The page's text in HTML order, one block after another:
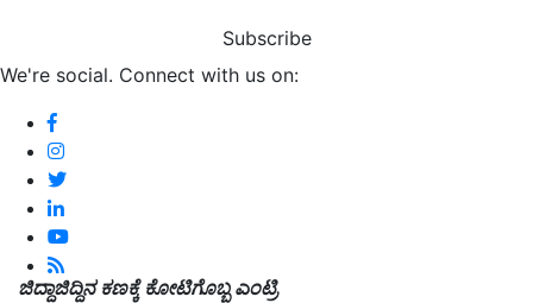
Subscribe
We're social. Connect with us on:
ಜಿದ್ದಾಜಿದ್ದಿನ ಕಣಕ್ಕೆ ಕೋಟಿಗೊಬ್ಬ ಎಂಟ್ರಿ